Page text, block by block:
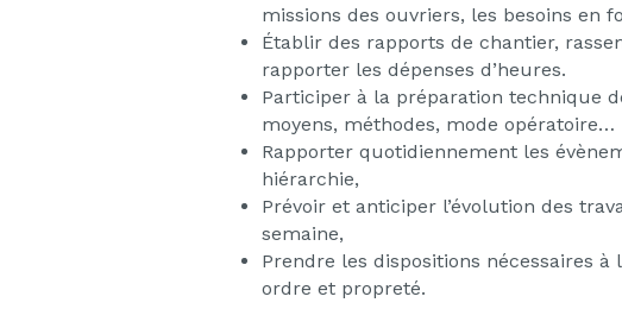
missions des ouvriers, les besoins en
Établir des rapports de chantier,
rapporter les dépenses d’heures.
Participer à la préparation technique
moyens, méthodes, mode opératoire…
Rapporter quotidiennement les
hiérarchie,
Prévoir et anticiper l’évolution des
semaine,
Prendre les dispositions nécessaires
ordre et propreté.